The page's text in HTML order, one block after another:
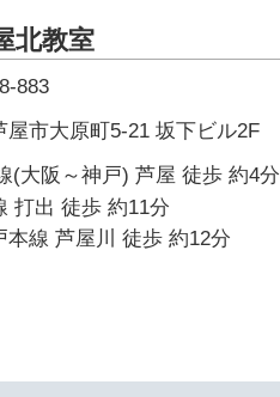
北教室
883
屋市大原町5-21 坂下ビル2F
(大阪～神戸) 芦屋 徒歩 約4分
打出 徒歩 約11分
本線 芦屋川 徒歩 約12分